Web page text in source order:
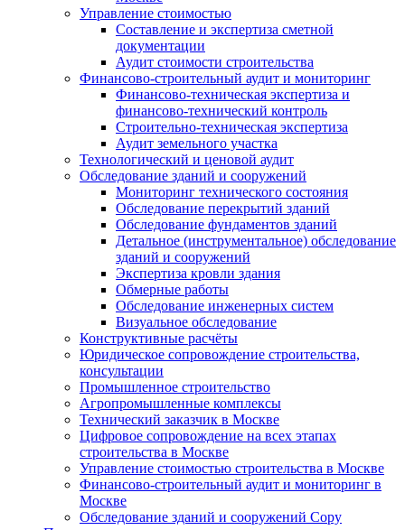
Управление стоимостью
Составление и экспертиза сметной
документации
Аудит стоимости строительства
Финансово-строительный аудит и мониторинг
Финансово-техническая экспертиза и
финансово-технический контроль
Строительно-техническая экспертиза
Аудит земельного участка
Технологический и ценовой аудит
Обследование зданий и сооружений
Мониторинг технического состояния
Обследование перекрытий зданий
Обследование фундаментов зданий
Детальное (инструментальное) обследование
зданий и сооружений
Экспертиза кровли здания
Обмерные работы
Обследование инженерных систем
Визуальное обследование
Конструктивные расчёты
Юридическое сопровождение строительства,
консультации
Промышленное строительство
Агропромышленные комплексы
Технический заказчик в Москве
Цифровое сопровождение на всех этапах
строительства в Москве
Управление стоимостью строительства в Москве
Финансово-строительный аудит и мониторинг в
Москве
Обследование зданий и сооружений Copy